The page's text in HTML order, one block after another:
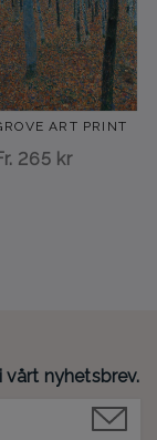
ART PRINT
265 kr
vårt nyhetsbrev.